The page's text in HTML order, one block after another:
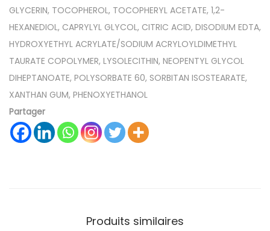
GLYCERIN, TOCOPHEROL, TOCOPHERYL ACETATE, 1,2-
HEXANEDIOL, CAPRYLYL GLYCOL, CITRIC ACID, DISODIUM EDTA,
HYDROXYETHYL ACRYLATE/SODIUM ACRYLOYLDIMETHYL
TAURATE COPOLYMER, LYSOLECITHIN, NEOPENTYL GLYCOL
DIHEPTANOATE, POLYSORBATE 60, SORBITAN ISOSTEARATE,
XANTHAN GUM, PHENOXYETHANOL
Partager
Produits similaires